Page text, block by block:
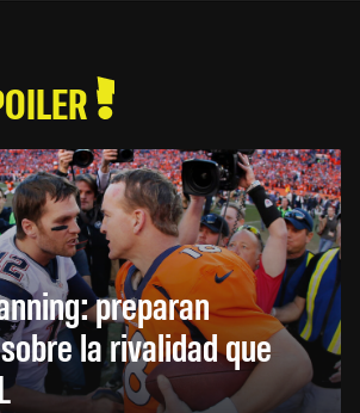
preparan
la rivalidad que